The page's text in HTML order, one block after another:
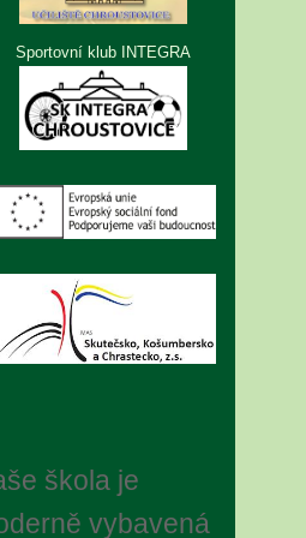
Sportovní klub INTEGRA
škola je
vybavená